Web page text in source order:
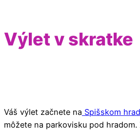
Výlet v skratke
Váš výlet začnete na Spišskom
môžete na parkovisku pod hradom.